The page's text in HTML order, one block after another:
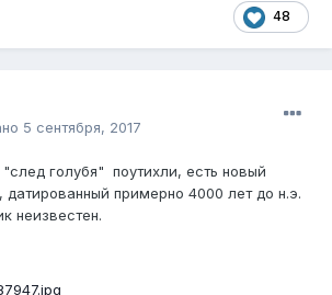
48
5 сентября, 2017
голубя" поутихли, есть новый
датированный примерно 4000 лет до н.э.
неизвестен.